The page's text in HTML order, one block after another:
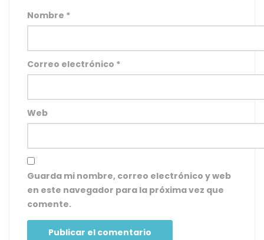
Nombre *
Correo electrónico *
Web
Guarda mi nombre, correo electrónico y web
en este navegador para la próxima vez que
comente.